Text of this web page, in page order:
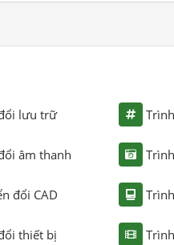
lưu trữ
âm thanh
đổi CAD
thiết bị